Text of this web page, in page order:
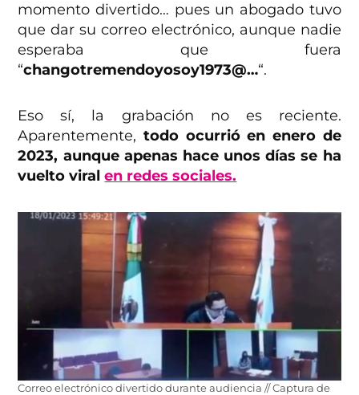
momento divertido… pues un abogado tuvo
que dar su correo electrónico, aunque nadie
esperaba que fuera
“changotremendoyosoy1973@…“.
Eso sí, la grabación no es reciente.
Aparentemente, todo ocurrió en enero de
2023, aunque apenas hace unos días se ha
vuelto viralen redes sociales.
Correo electrónico divertido durante audiencia // Captura de